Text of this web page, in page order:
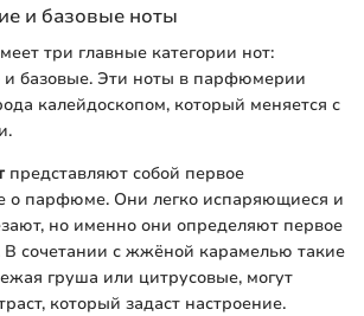
и базовые ноты
три главные категории нот:
и базовые. Эти ноты в парфюмерии
калейдоскопом, который меняется с
представляют собой первое
о парфюме. Они легко испаряющиеся и
но именно они определяют первое
В сочетании с жжёной карамелью такие
груша или цитрусовые, могут
который задаст настроение.